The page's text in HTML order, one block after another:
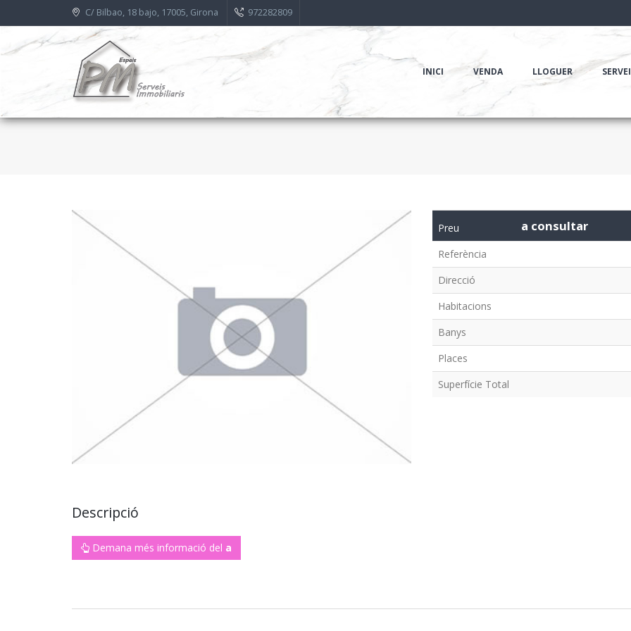
C/ Bilbao, 18 bajo, 17005, Girona 972282809
INICI VENDA LLOGUER
Preu a consultar
Referència
Direcció
Habitacions
Banys
Places
Superfície Total
Descripció
Demana més informació del a